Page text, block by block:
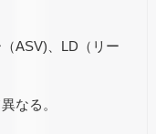
ASV)、LD（リー
なる。